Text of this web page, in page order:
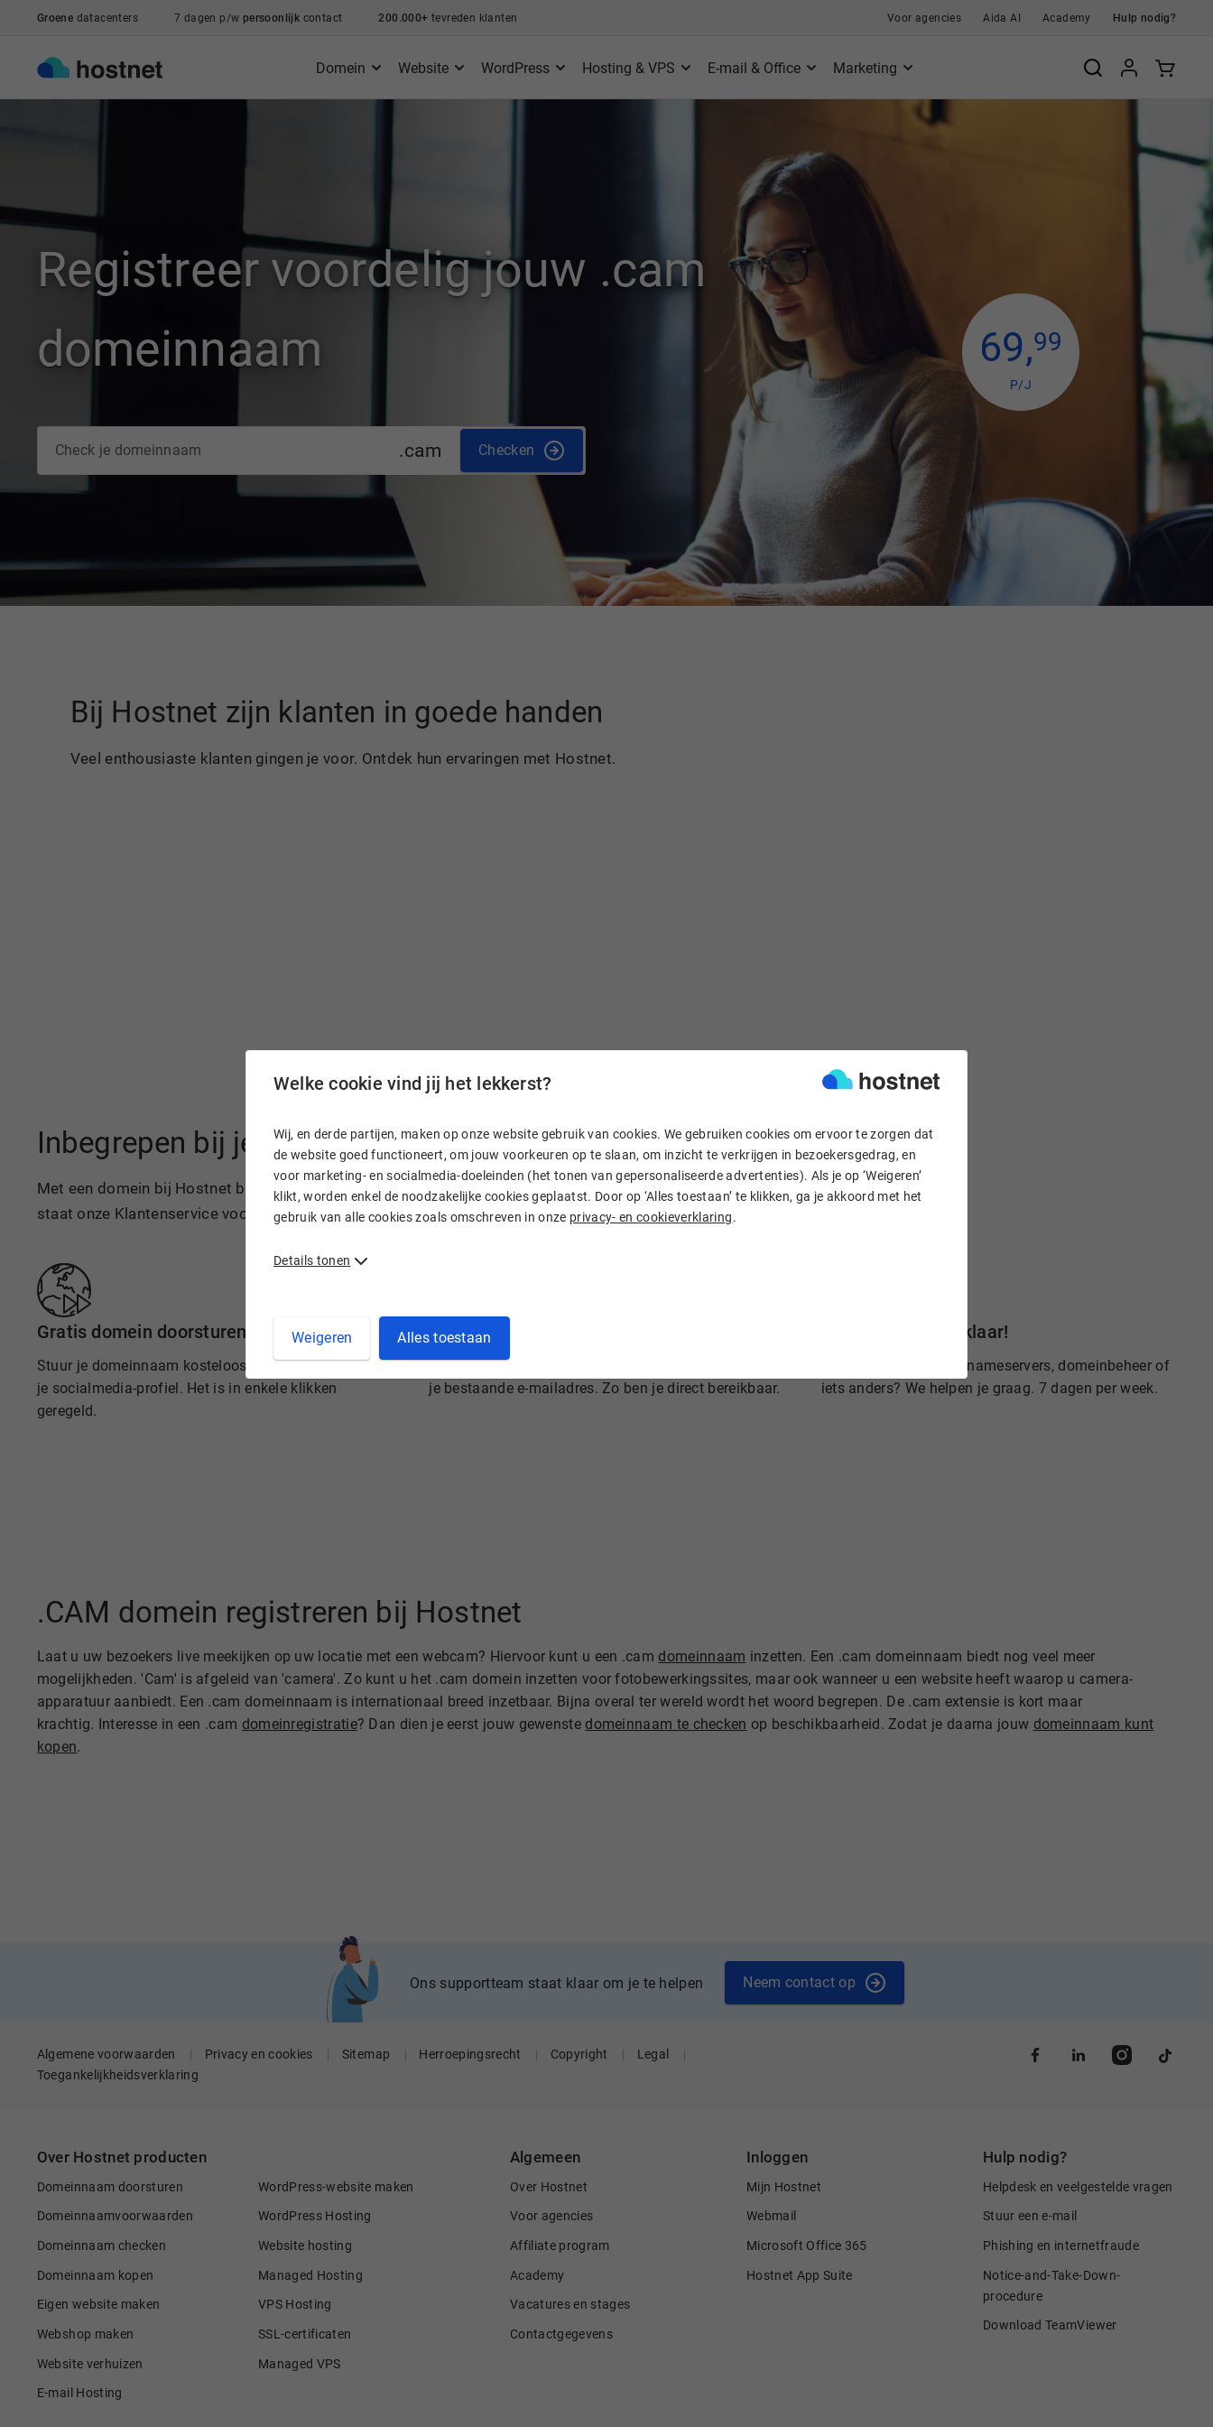
Welke cookie vind jij het lekkerst?
Wij, en derde partijen, maken op onze website gebruik van cookies. We gebruiken cookies om ervoor te zorgen dat
de website goed functioneert, om jouw voorkeuren op te slaan, om inzicht te verkrijgen in bezoekersgedrag, en
voor marketing- en socialmedia-doeleinden (het tonen van gepersonaliseerde advertenties). Als je op ‘Weigeren’
klikt, worden enkel de noodzakelijke cookies geplaatst. Door op ‘Alles toestaan’ te klikken, ga je akkoord met het
gebruik van alle cookies zoals omschreven in onze privacy- en cookieverklaring.
Details tonen
Weigeren Alles toestaan
Ga naar de hoofdinhoud
Groene datacenters 7 dagen p/w persoonlijk contact 200.000+ tevreden klanten Voor agencies Aida AI Academy Hulp nodig?
Domein Website WordPress Hosting & VPS E-mail & Office Marketing
Registreer voordelig jouw .cam
domeinnaam
.cam Checken
69,99
P/J
Bij Hostnet zijn klanten in goede handen
Veel enthousiaste klanten gingen je voor. Ontdek hun ervaringen met Hostnet.
Inbegrepen bij je domeinnaam
Met een domein bij Hostnet ben je razendsnel online. En heb je vragen? Dan
staat onze Klantenservice voor je klaar.
Gratis domein doorsturen
Stuur je domeinnaam kosteloos door naar een site of
je socialmedia-profiel. Het is in enkele klikken
geregeld.
Gratis e-mail doorsturen
E-mail voor je domeinnaam stuur je gratis door naar
je bestaande e-mailadres. Zo ben je direct bereikbaar.
Wij staan voor je klaar!
Heb je een vraag over nameservers, domeinbeheer of
iets anders? We helpen je graag. 7 dagen per week.
.CAM domein registreren bij Hostnet
Laat u uw bezoekers live meekijken op uw locatie met een webcam? Hiervoor kunt u een .cam domeinnaam inzetten. Een .cam domeinnaam biedt nog veel meer
mogelijkheden. 'Cam' is afgeleid van 'camera'. Zo kunt u het .cam domein inzetten voor fotobewerkingssites, maar ook wanneer u een website heeft waarop u camera-
apparatuur aanbiedt. Een .cam domeinnaam is internationaal breed inzetbaar. Bijna overal ter wereld wordt het woord begrepen. De .cam extensie is kort maar
krachtig. Interesse in een .cam domeinregistratie? Dan dien je eerst jouw gewenste domeinnaam te checken op beschikbaarheid. Zodat je daarna jouw domeinnaam kunt
kopen.
Ons supportteam staat klaar om je te helpen Neem contact op
Algemene voorwaarden Privacy en cookies Sitemap Herroepingsrecht Copyright
Legal
Toegankelijkheidsverklaring
Over Hostnet producten
Domeinnaam doorsturen
Domeinnaamvoorwaarden
Domeinnaam checken
Domeinnaam kopen
Eigen website maken
Webshop maken
Website verhuizen
E-mail Hosting
WordPress-website maken
WordPress Hosting
Website hosting
Managed Hosting
VPS Hosting
SSL-certificaten
Managed VPS
Algemeen
Over Hostnet
Voor agencies
Affiliate program
Academy
Vacatures en stages
Contactgegevens
Inloggen
Mijn Hostnet
Webmail
Microsoft Office 365
Hostnet App Suite
Hulp nodig?
Helpdesk en veelgestelde vragen
Stuur een e-mail
Phishing en internetfraude
Notice-and-Take-Down-
procedure
Download TeamViewer